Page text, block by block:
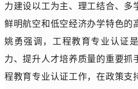
力建设以工为主、理工结合、多
鲜明航空和低空经济办学特色的
姚勇强调，工程教育专业认证
力、提升人才培养质量的重要抓
程教育专业认证工作，在政策支